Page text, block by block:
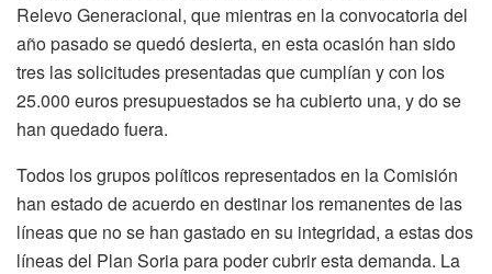
Relevo Generacional, que mientras en la convocatoria del
año pasado se quedó desierta, en esta ocasión han sido
tres las solicitudes presentadas que cumplían y con los
25.000 euros presupuestados se ha cubierto una, y do se
han quedado fuera.
Todos los grupos políticos representados en la Comisión
han estado de acuerdo en destinar los remanentes de las
líneas que no se han gastado en su integridad, a estas dos
líneas del Plan Soria para poder cubrir esta demanda. La